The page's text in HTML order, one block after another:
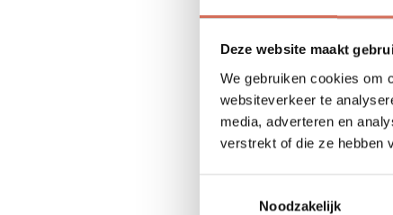
Deze website maakt
We gebruiken cookies om
websiteverkeer te
media, adverteren en
verstrekt of die ze hebben
Noodzakelijk